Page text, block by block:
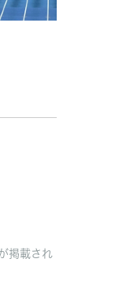
掲載され